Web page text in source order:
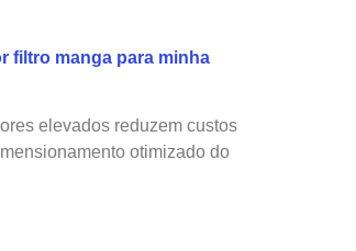
filtro manga para minha
elevados reduzem custos
otimizado do